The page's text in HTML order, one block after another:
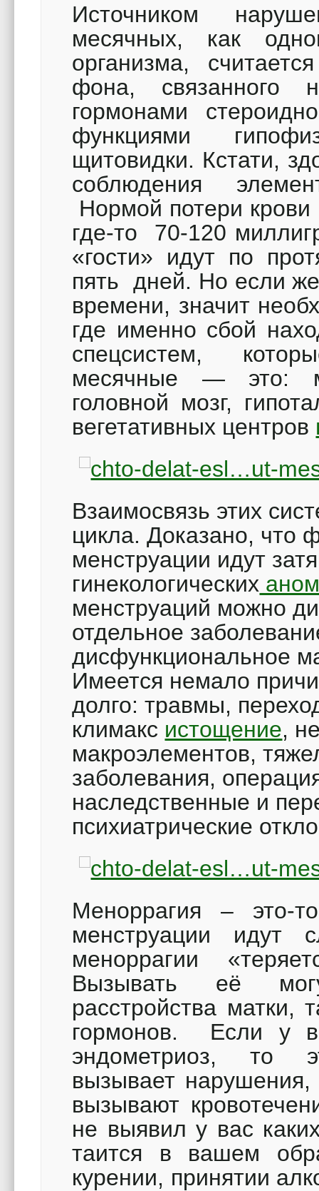
Источником
месячных, как
организма,
фона,
гормонами
функциями
щитовидки. Кстати,
соблюдения
Нормой потери
где-то 70-120
«гости» идут по
пять дней. Но если
времени, значит
где именно сбой
спецсистем,
месячные — это:
головной мозг,
вегетативных центров
Взаимосвязь этих
цикла. Доказано, что
менструации идут
гинекологических
менструаций можно
отдельное
дисфункциональное
Имеется немало
долго: травмы,
климакс истощение,
макроэлементов,
заболевания,
наследственные и
психиатрические
Меноррагия – это-
менструации идут
меноррагии
Вызывать её
расстройства
гормонов. Если у
эндометриоз, то
вызывает нарушения,
вызывают
не выявил у вас
таится в вашем
курении, принятии